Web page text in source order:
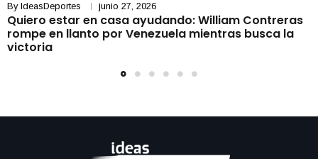
By IdeasDeportes junio 27, 2026
Quiero estar en casa ayudando: William Contreras
rompe en llanto por Venezuela mientras busca la
victoria